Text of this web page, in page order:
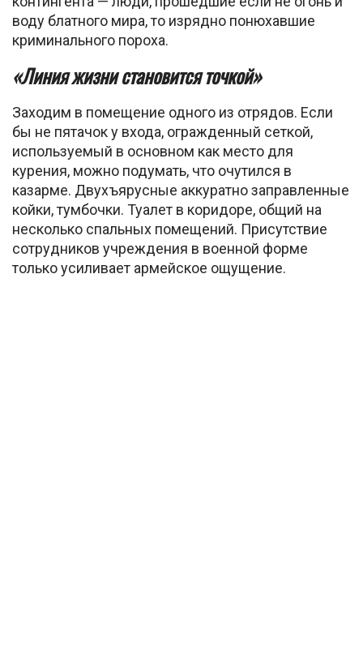
воду блатного мира, то изрядно понюхавшие
криминального пороха.
«Линия жизни становится точкой»
Заходим в помещение одного из отрядов. Если
бы не пятачок у входа, огражденный сеткой,
используемый в основном как место для
курения, можно подумать, что очутился в
казарме. Двухъярусные аккуратно заправленные
койки, тумбочки. Туалет в коридоре, общий на
несколько спальных помещений. Присутствие
сотрудников учреждения в военной форме
только усиливает армейское ощущение.